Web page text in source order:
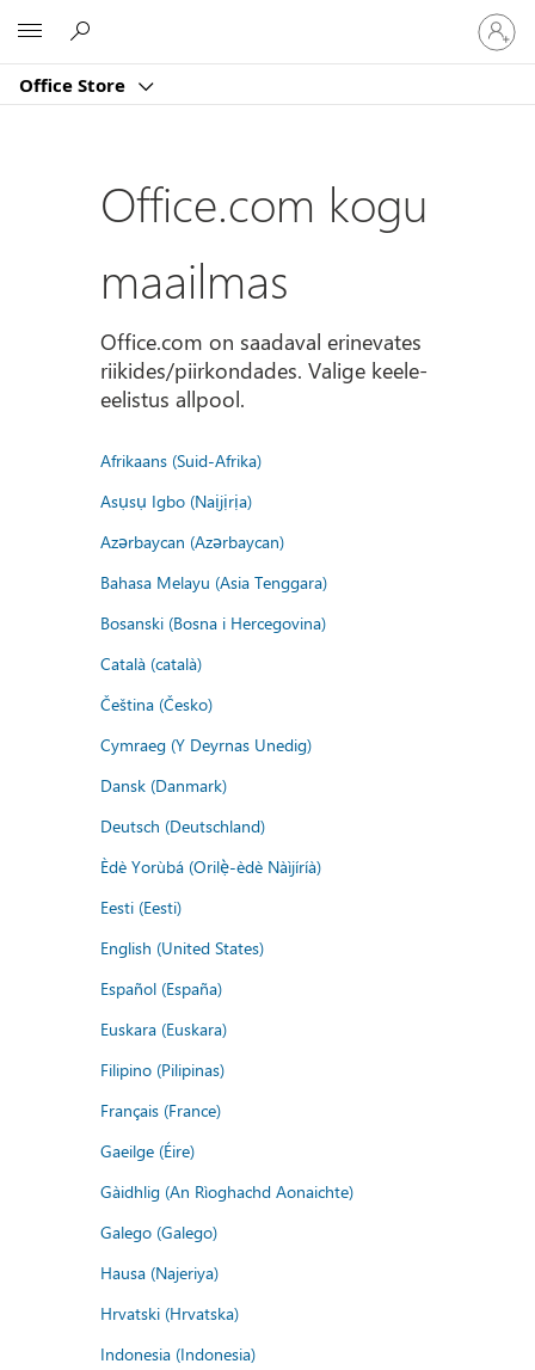
Office Store
Logige
sisse
oma
Office.com kogu
maailmas
Office.com on saadaval erinevates
riikides/piirkondades. Valige keele-
eelistus allpool.
Afrikaans (Suid-Afrika)
Asụsụ Igbo (Naịjịrịa)
Azərbaycan (Azərbaycan)
Bahasa Melayu (Asia Tenggara)
Bosanski (Bosna i Hercegovina)
Català (català)
Čeština (Česko)
Cymraeg (Y Deyrnas Unedig)
Dansk (Danmark)
Deutsch (Deutschland)
Èdè Yorùbá (Orilẹ̀-èdè Nàìjíríà)
Eesti (Eesti)
English (United States)
Español (España)
Euskara (Euskara)
Filipino (Pilipinas)
Français (France)
Gaeilge (Éire)
Gàidhlig (An Rìoghachd Aonaichte)
Galego (Galego)
Hausa (Najeriya)
Hrvatski (Hrvatska)
Indonesia (Indonesia)